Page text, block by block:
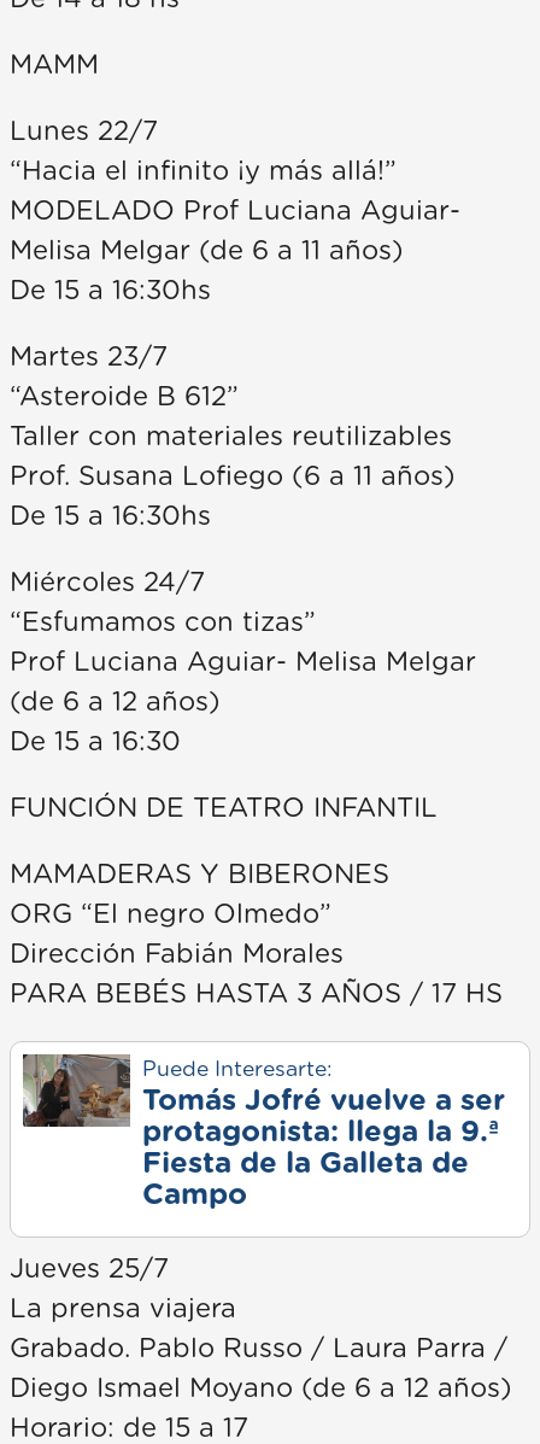
MAMM
Lunes 22/7
“Hacia el infinito ¡y más allá!”
MODELADO Prof Luciana Aguiar-
Melisa Melgar (de 6 a 11 años)
De 15 a 16:30hs
Martes 23/7
“Asteroide B 612”
Taller con materiales reutilizables
Prof. Susana Lofiego (6 a 11 años)
De 15 a 16:30hs
Miércoles 24/7
“Esfumamos con tizas”
Prof Luciana Aguiar- Melisa Melgar
(de 6 a 12 años)
De 15 a 16:30
FUNCIÓN DE TEATRO INFANTIL
MAMADERAS Y BIBERONES
ORG “El negro Olmedo”
Dirección Fabián Morales
PARA BEBÉS HASTA 3 AÑOS / 17 HS
Puede Interesarte:
Tomás Jofré vuelve a ser
protagonista: llega la 9.ª
Fiesta de la Galleta de
Campo
Jueves 25/7
La prensa viajera
Grabado. Pablo Russo / Laura Parra /
Diego Ismael Moyano (de 6 a 12 años)
Horario: de 15 a 17